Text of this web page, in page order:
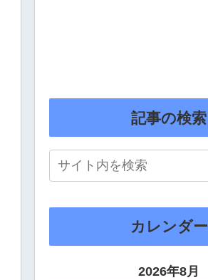
記事の検索
カレンダー
2026年8月